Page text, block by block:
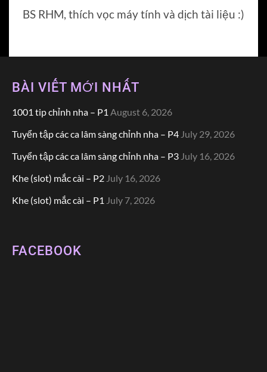
BS RHM, thích vọc máy tính và dịch tài liệu :)
BÀI VIẾT MỚI NHẤT
1001 tip chỉnh nha – P1 August 6, 2026
Tuyển tập các ca lâm sàng chỉnh nha – P4 July 29, 2026
Tuyển tập các ca lâm sàng chỉnh nha – P3 July 16, 2026
Khe (slot) mắc cài – P2 July 16, 2026
Khe (slot) mắc cài – P1 July 7, 2026
FACEBOOK